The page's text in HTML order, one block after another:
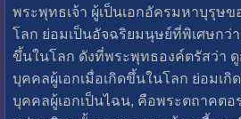
พระพุทธเจ้า ผู้เป็นเอกอัครมหาบุรุษข
โลก ย่อมเป็นอัจฉริยมนุษย์ที่พิเศษกว่
ขึ้นในโลก ดังที่พระพุทธองค์ตรัสว่า
บุคคลผู้เอกเมื่อเกิดขึ้นในโลก ย่อมเ
บุคคลผู้เอกเป็นไฉน, คือพระตถาคต